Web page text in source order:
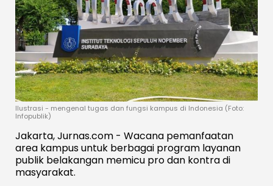
Ilustrasi - mengenal tugas dan fungsi kampus di Indonesia (Foto:
Infopublik)
Jakarta, Jurnas.com - Wacana pemanfaatan
area kampus untuk berbagai program layanan
publik belakangan memicu pro dan kontra di
masyarakat.